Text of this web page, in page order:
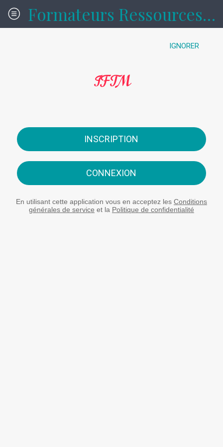
Formateurs Ressources formations
IGNORER
IFTM
INSCRIPTION
CONNEXION
En utilisant cette application vous en acceptez les Conditions
générales de service et la Politique de confidentialité